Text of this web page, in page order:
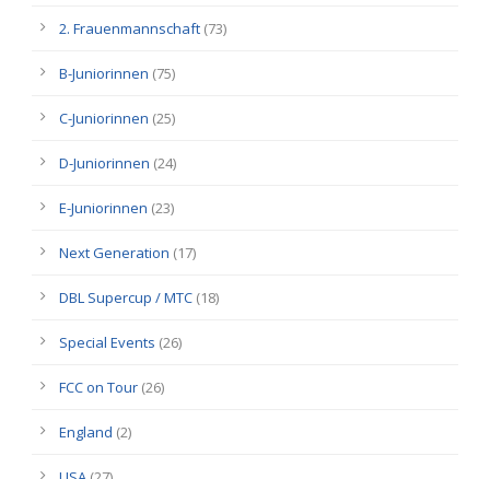
2. Frauenmannschaft (73)
B-Juniorinnen (75)
C-Juniorinnen (25)
D-Juniorinnen (24)
E-Juniorinnen (23)
Next Generation (17)
DBL Supercup / MTC (18)
Special Events (26)
FCC on Tour (26)
England (2)